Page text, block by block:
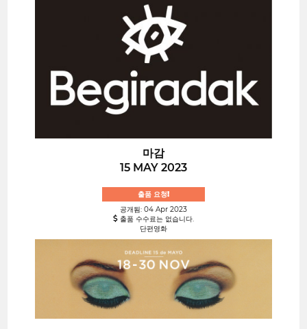
마감
15 MAY 2023
출품 요청!
공개됨: 04 Apr 2023
출품 수수료는 없습니다.
단편영화